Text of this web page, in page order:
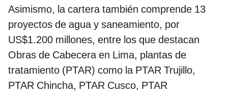
Asimismo, la cartera también comprende 13
proyectos de agua y saneamiento, por
US$1.200 millones, entre los que destacan
Obras de Cabecera en Lima, plantas de
tratamiento (PTAR) como la PTAR Trujillo,
PTAR Chincha, PTAR Cusco, PTAR